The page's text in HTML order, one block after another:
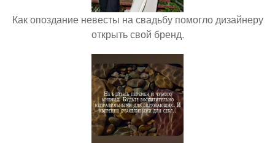
Как опоздание невесты на свадьбу помогло дизайнеру
открыть свой бренд.